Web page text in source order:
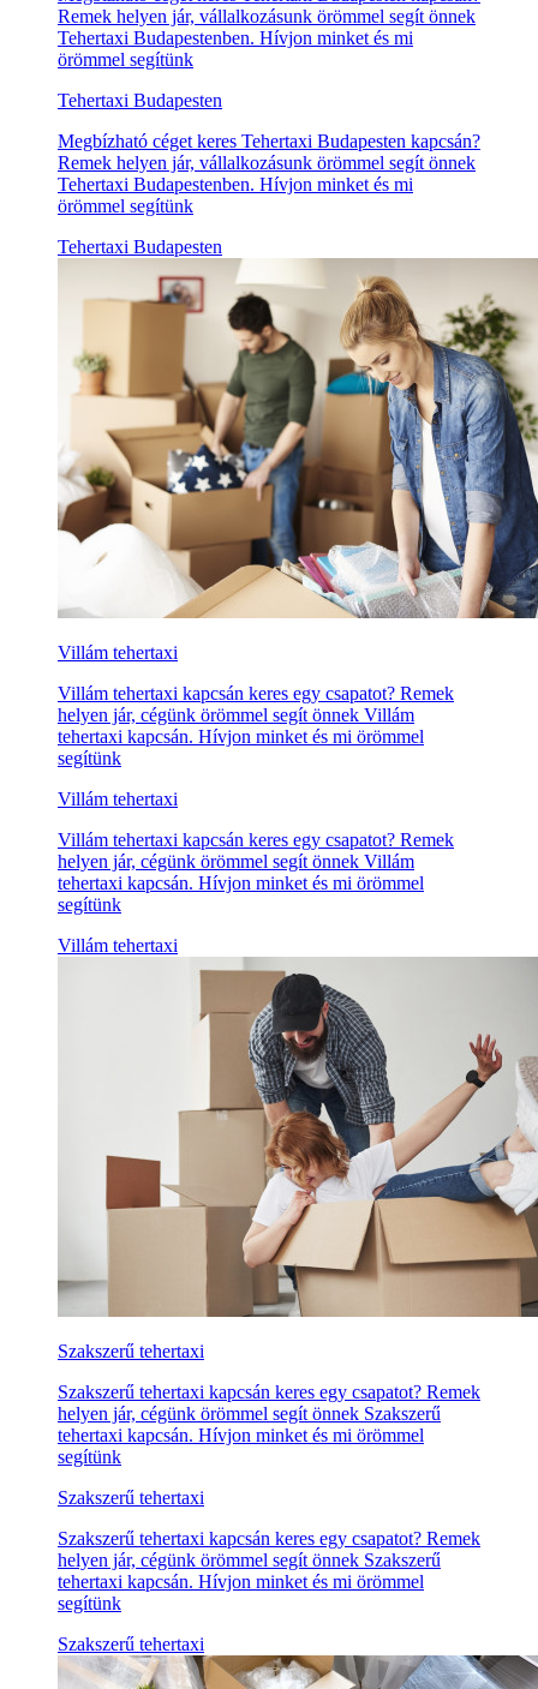
Remek helyen jár, vállalkozásunk örömmel segít önnek
Tehertaxi Budapestenben. Hívjon minket és mi
örömmel segítünk
Tehertaxi Budapesten
Megbízható céget keres Tehertaxi Budapesten kapcsán?
Remek helyen jár, vállalkozásunk örömmel segít önnek
Tehertaxi Budapestenben. Hívjon minket és mi
örömmel segítünk
Tehertaxi Budapesten
Villám tehertaxi
Villám tehertaxi kapcsán keres egy csapatot? Remek
helyen jár, cégünk örömmel segít önnek Villám
tehertaxi kapcsán. Hívjon minket és mi örömmel
segítünk
Villám tehertaxi
Villám tehertaxi kapcsán keres egy csapatot? Remek
helyen jár, cégünk örömmel segít önnek Villám
tehertaxi kapcsán. Hívjon minket és mi örömmel
segítünk
Villám tehertaxi
Szakszerű tehertaxi
Szakszerű tehertaxi kapcsán keres egy csapatot? Remek
helyen jár, cégünk örömmel segít önnek Szakszerű
tehertaxi kapcsán. Hívjon minket és mi örömmel
segítünk
Szakszerű tehertaxi
Szakszerű tehertaxi kapcsán keres egy csapatot? Remek
helyen jár, cégünk örömmel segít önnek Szakszerű
tehertaxi kapcsán. Hívjon minket és mi örömmel
segítünk
Szakszerű tehertaxi